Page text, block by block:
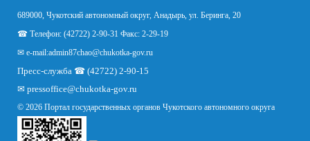
689000, Чукотский автономный округ, Анадырь, ул. Беринга, 20
☎ Телефон: (42722) 2-90-31 Факс: 2-29-19
✉ e-mail:admin87chao@chukotka-gov.ru
Пресс-служба ☎ (42722) 2-90-15
✉ pressoffice@chukotka-gov.ru
© 2026 Портал государственных органов Чукотского автономного округа